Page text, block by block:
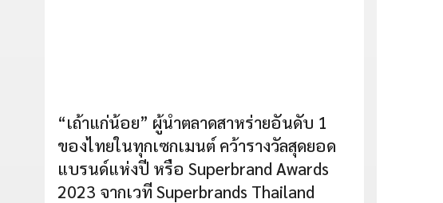
“เถ้าแก่น้อย” ผู้นำตลาดสาหร่ายอันดับ 1
ของไทยในทุกเซกเมนต์ คว้ารางวัลสุดยอด
แบรนด์แห่งปี หรือ Superbrand Awards
2023 จากเวที Superbrands Thailand